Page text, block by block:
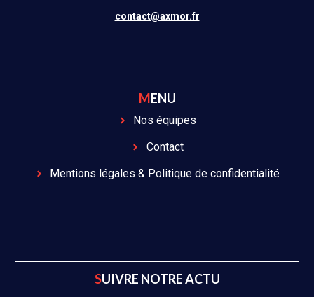
contact@axmor.fr
MENU
Nos équipes
Contact
Mentions légales & Politique de confidentialité
SUIVRE NOTRE ACTU